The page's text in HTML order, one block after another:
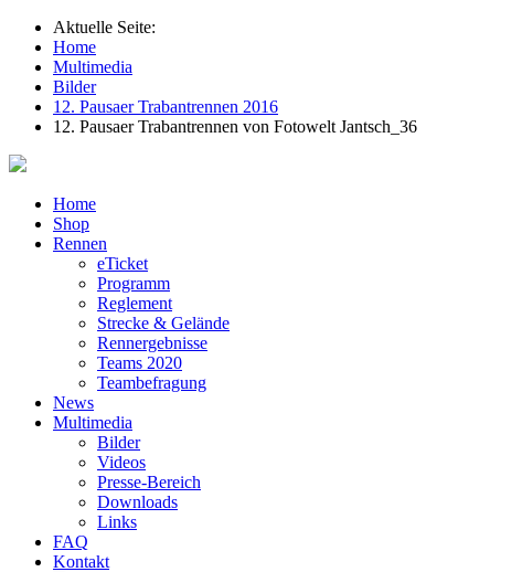
Aktuelle Seite:
Home
Multimedia
Bilder
12. Pausaer Trabantrennen 2016
12. Pausaer Trabantrennen von Fotowelt Jantsch_36
Home
Shop
Rennen
eTicket
Programm
Reglement
Strecke & Gelände
Rennergebnisse
Teams 2020
Teambefragung
News
Multimedia
Bilder
Videos
Presse-Bereich
Downloads
Links
FAQ
Kontakt